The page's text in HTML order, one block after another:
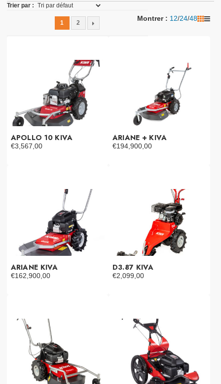
Honda 1111
products
products
Trier par :
1 2
Montrer : 12/24/48
APOLLO 10 KIVA
€3,567,00
ARIANE + KIVA
€194,900,00
ARIANE KIVA
€162,900,00
D3.87 KIVA
€2,099,00